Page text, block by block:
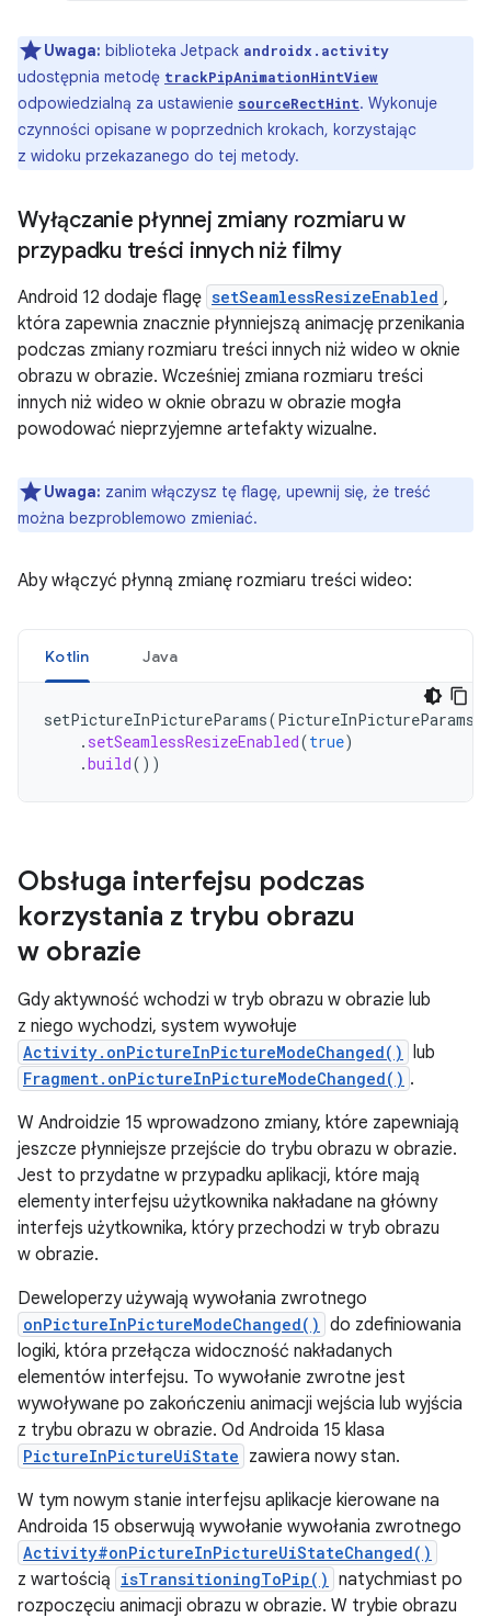
Uwaga: biblioteka Jetpack androidx.activity
udostępnia metodę trackPipAnimationHintView
odpowiedzialną za ustawienie sourceRectHint. Wykonuje
czynności opisane w poprzednich krokach, korzystając
z widoku przekazanego do tej metody.
Wyłączanie płynnej zmiany rozmiaru w
przypadku treści innych niż filmy
Android 12 dodaje flagę setSeamlessResizeEnabled ,
która zapewnia znacznie płynniejszą animację przenikania
podczas zmiany rozmiaru treści innych niż wideo w oknie
obrazu w obrazie. Wcześniej zmiana rozmiaru treści
innych niż wideo w oknie obrazu w obrazie mogła
powodować nieprzyjemne artefakty wizualne.
Uwaga: zanim włączysz tę flagę, upewnij się, że treść
można bezproblemowo zmieniać.
Aby włączyć płynną zmianę rozmiaru treści wideo:
Kotlin Java
setPictureInPictureParams(PictureInPictureParams
. setSeamlessResizeEnabled(true)
.build())
Obsługa interfejsu podczas
korzystania z trybu obrazu
w obrazie
Gdy aktywność wchodzi w tryb obrazu w obrazie lub
z niego wychodzi, system wywołuje
Activity.onPictureInPictureModeChanged() lub
Fragment.onPictureInPictureModeChanged() .
W Androidzie 15 wprowadzono zmiany, które zapewniają
jeszcze płynniejsze przejście do trybu obrazu w obrazie.
Jest to przydatne w przypadku aplikacji, które mają
elementy interfejsu użytkownika nakładane na główny
interfejs użytkownika, który przechodzi w tryb obrazu
w obrazie.
Deweloperzy używają wywołania zwrotnego
onPictureInPictureModeChanged() do zdefiniowania
logiki, która przełącza widoczność nakładanych
elementów interfejsu. To wywołanie zwrotne jest
wywoływane po zakończeniu animacji wejścia lub wyjścia
z trybu obrazu w obrazie. Od Androida 15 klasa
PictureInPictureUiState zawiera nowy stan.
W tym nowym stanie interfejsu aplikacje kierowane na
Androida 15 obserwują wywołanie wywołania zwrotnego
Activity#onPictureInPictureUiStateChanged()
z wartością isTransitioningToPip() natychmiast po
rozpoczęciu animacji obrazu w obrazie. W trybie obrazu